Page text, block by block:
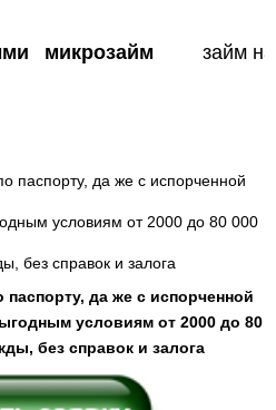
микрозайм займ на
паспорту, да же с испорченной
условиям от 2000 до 80 000
без справок и залога
паспорту, да же с испорченной
условиям от 2000 до 80
без справок и залога